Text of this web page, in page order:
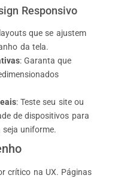
Responsivo
que se ajustem
da tela.
: Garanta que
: Teste seu site ou
de dispositivos para
uniforme.
crítico na UX. Páginas